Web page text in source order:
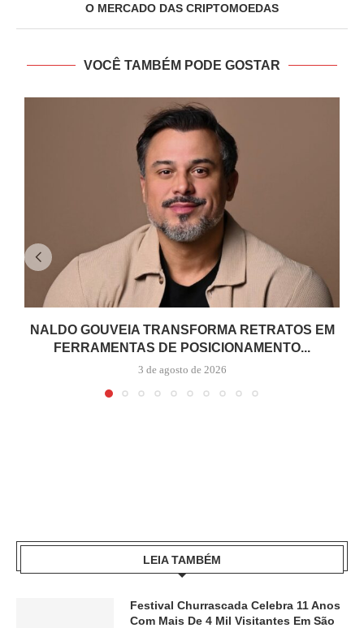
O MERCADO DAS CRIPTOMOEDAS
VOCÊ TAMBÉM PODE GOSTAR
NALDO GOUVEIA TRANSFORMA RETRATOS EM
FERRAMENTAS DE POSICIONAMENTO...
3 de agosto de 2026
LEIA TAMBÉM
Festival Churrascada Celebra 11 Anos
Com Mais De 4 Mil Visitantes Em São